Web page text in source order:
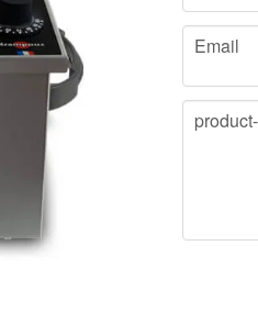
email
Email
message